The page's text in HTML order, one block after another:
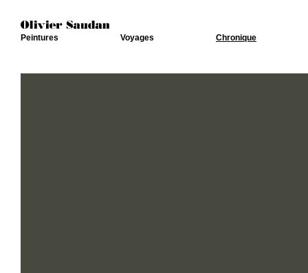
Peintures Voyages Chronique